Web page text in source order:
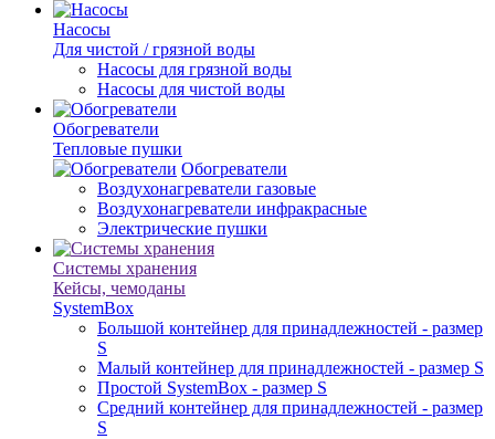
Насосы
Для чистой / грязной воды
Насосы для грязной воды
Насосы для чистой воды
Обогреватели
Тепловые пушки
Обогреватели
Воздухонагреватели газовые
Воздухонагреватели инфракрасные
Электрические пушки
Системы хранения
Кейсы, чемоданы
SystemBox
Большой контейнер для принадлежностей - размер
S
Малый контейнер для принадлежностей - размер S
Простой SystemBox - размер S
Средний контейнер для принадлежностей - размер
S